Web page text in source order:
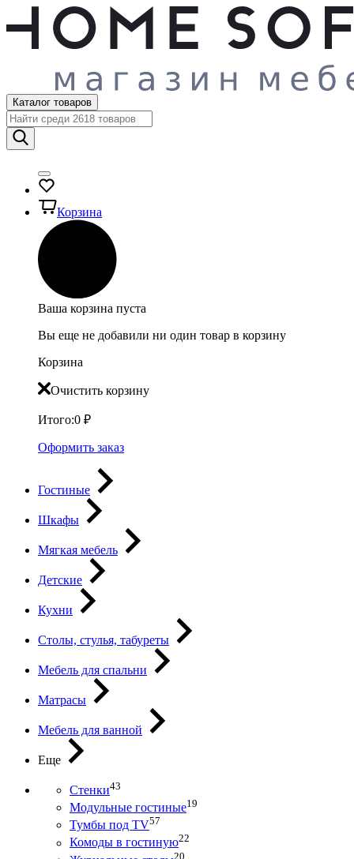
Каталог товаров
Корзина
Ваша корзина пуста
Вы еще не добавили ни один товар в корзину
Корзина
Очистить корзину
Итого:0 ₽
Оформить заказ
Гостиные
Шкафы
Мягкая мебель
Детские
Кухни
Столы, стулья, табуреты
Мебель для спальни
Матрасы
Мебель для ванной
Еще
Стенки43
Модульные гостиные19
Тумбы под ТV57
Комоды в гостиную22
20